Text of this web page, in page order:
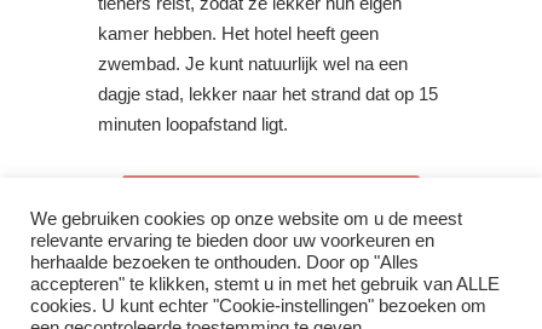
kamer hebben. Het hotel heeft geen
zwembad. Je kunt natuurlijk wel na een
dagje stad, lekker naar het strand dat op 15
minuten loopafstand ligt.
Bekijk beschikbaarheid
We gebruiken cookies op onze website om u de meest
relevante ervaring te bieden door uw voorkeuren en
herhaalde bezoeken te onthouden. Door op "Alles
accepteren" te klikken, stemt u in met het gebruik van ALLE
cookies. U kunt echter "Cookie-instellingen" bezoeken om